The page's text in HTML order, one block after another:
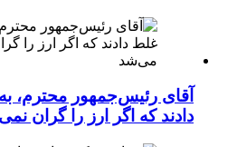
آقای رئیس‌جمهور محترم،
دادند که اگر ارز را گران